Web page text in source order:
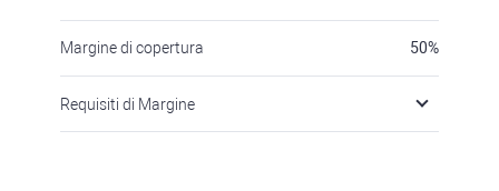
Margine di copertura 50%
Requisiti di Margine